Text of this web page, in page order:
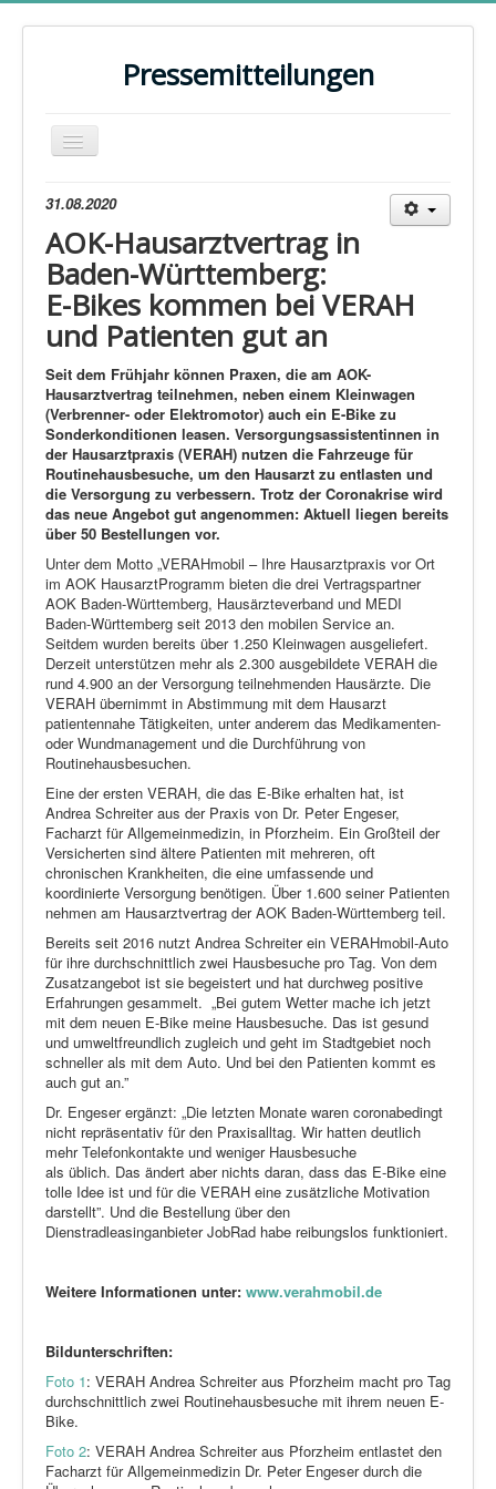
Pressemitteilungen
Navigation
an/aus
Home
Kontakt
Evaluationen
15 Jahre HZV
15 Jahre Facharztverträge
Bundestagswahl 2025
PRESSE
ARCHIV
31.08.2020
AOK-Hausarztvertrag in
Baden-Württemberg:
E-Bikes kommen bei VERAH
und Patienten gut an
Seit dem Frühjahr können Praxen, die am AOK-
Hausarztvertrag teilnehmen, neben einem Kleinwagen
(Verbrenner- oder Elektromotor) auch ein E-Bike zu
Sonderkonditionen leasen. Versorgungsassistentinnen in
der Hausarztpraxis (VERAH) nutzen die Fahrzeuge für
Routinehausbesuche, um den Hausarzt zu entlasten und
die Versorgung zu verbessern. Trotz der Coronakrise wird
das neue Angebot gut angenommen: Aktuell liegen bereits
über 50 Bestellungen vor.
Unter dem Motto „VERAHmobil – Ihre Hausarztpraxis vor Ort
im AOK HausarztProgramm bieten die drei Vertragspartner
AOK Baden-Württemberg, Hausärzteverband und MEDI
Baden-Württemberg seit 2013 den mobilen Service an.
Seitdem wurden bereits über 1.250 Kleinwagen ausgeliefert.
Derzeit unterstützen mehr als 2.300 ausgebildete VERAH die
rund 4.900 an der Versorgung teilnehmenden Hausärzte. Die
VERAH übernimmt in Abstimmung mit dem Hausarzt
patientennahe Tätigkeiten, unter anderem das Medikamenten-
oder Wundmanagement und die Durchführung von
Routinehausbesuchen.
Eine der ersten VERAH, die das E-Bike erhalten hat, ist
Andrea Schreiter aus der Praxis von Dr. Peter Engeser,
Facharzt für Allgemeinmedizin, in Pforzheim. Ein Großteil der
Versicherten sind ältere Patienten mit mehreren, oft
chronischen Krankheiten, die eine umfassende und
koordinierte Versorgung benötigen. Über 1.600 seiner Patienten
nehmen am Hausarztvertrag der AOK Baden-Württemberg teil.
Bereits seit 2016 nutzt Andrea Schreiter ein VERAHmobil-Auto
für ihre durchschnittlich zwei Hausbesuche pro Tag. Von dem
Zusatzangebot ist sie begeistert und hat durchweg positive
Erfahrungen gesammelt. „Bei gutem Wetter mache ich jetzt
mit dem neuen E-Bike meine Hausbesuche. Das ist gesund
und umweltfreundlich zugleich und geht im Stadtgebiet noch
schneller als mit dem Auto. Und bei den Patienten kommt es
auch gut an.”
Dr. Engeser ergänzt: „Die letzten Monate waren coronabedingt
nicht repräsentativ für den Praxisalltag. Wir hatten deutlich
mehr Telefonkontakte und weniger Hausbesuche
als üblich. Das ändert aber nichts daran, dass das E-Bike eine
tolle Idee ist und für die VERAH eine zusätzliche Motivation
darstellt”. Und die Bestellung über den
Dienstradleasinganbieter JobRad habe reibungslos funktioniert.
Weitere Informationen unter: www.verahmobil.de
Bildunterschriften:
Foto 1: VERAH Andrea Schreiter aus Pforzheim macht pro Tag
durchschnittlich zwei Routinehausbesuche mit ihrem neuen E-
Bike.
Foto 2: VERAH Andrea Schreiter aus Pforzheim entlastet den
Facharzt für Allgemeinmedizin Dr. Peter Engeser durch die